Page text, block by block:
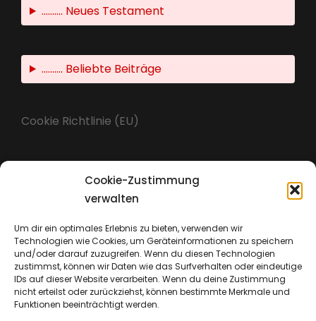
Cookie-Zustimmung
verwalten
Um dir ein optimales Erlebnis zu bieten, verwenden wir
Technologien wie Cookies, um Geräteinformationen zu speichern
und/oder darauf zuzugreifen. Wenn du diesen Technologien
zustimmst, können wir Daten wie das Surfverhalten oder eindeutige
IDs auf dieser Website verarbeiten. Wenn du deine Zustimmung
nicht erteilst oder zurückziehst, können bestimmte Merkmale und
Funktionen beeinträchtigt werden.
.......... Neues Testament
.......... Beliebte Beiträge
Cookie Richtlinie (EU)
Datenschutz